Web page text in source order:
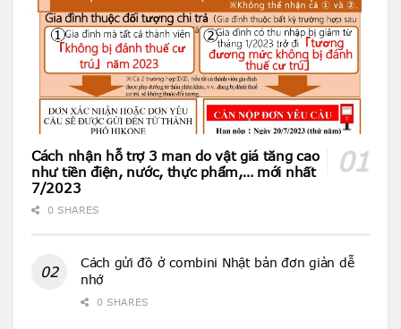
Cách nhận hỗ trợ 3 man do vật giá tăng cao
như tiền điện, nước, thực phẩm,… mới nhất
7/2023
0 SHARES
Cách gửi đồ ở combini Nhật bản đơn giản dễ
nhớ
0 SHARES